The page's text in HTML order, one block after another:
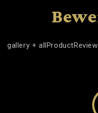
gallery +